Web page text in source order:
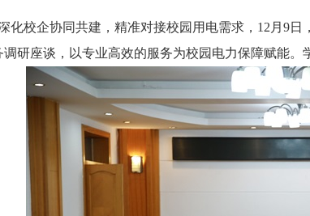
校企协同共建，精准对接校园用电需求，12月9日
调研座谈，以专业高效的服务为校园电力保障赋能。